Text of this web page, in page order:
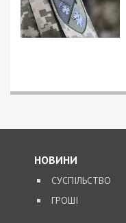
НОВИНИ
СУСПІЛЬСТВО
ГРОШІ